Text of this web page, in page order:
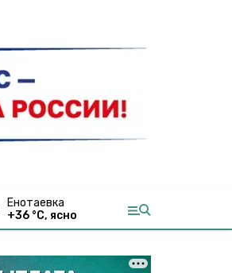
Енотаевка
+36 °С, ясно